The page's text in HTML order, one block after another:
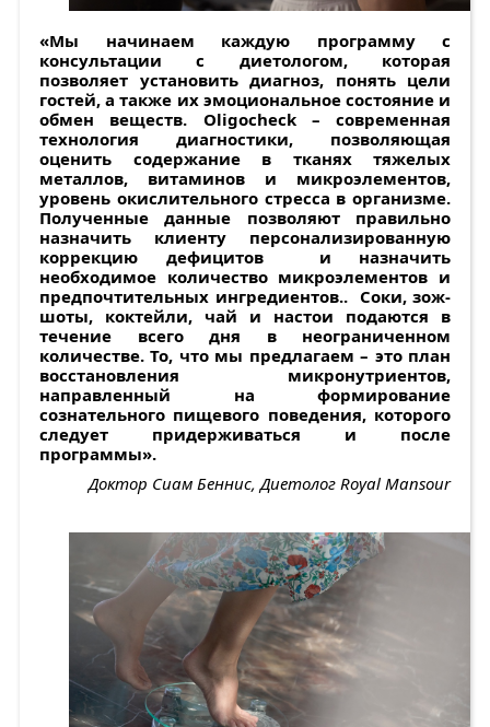
«Мы начинаем каждую программу с
консультации с диетологом, которая
позволяет установить диагноз, понять цели
гостей, а также их эмоциональное состояние и
обмен веществ. Oligocheck – современная
технология диагностики, позволяющая
оценить содержание в тканях тяжелых
металлов, витаминов и микроэлементов,
уровень окислительного стресса в организме.
Полученные данные позволяют правильно
назначить клиенту персонализированную
коррекцию дефицитов и назначить
необходимое количество микроэлементов и
предпочтительных ингредиентов.. Соки, зож-
шоты, коктейли, чай и настои подаются в
течение всего дня в неограниченном
количестве. То, что мы предлагаем – это план
восстановления микронутриентов,
направленный на формирование
сознательного пищевого поведения, которого
следует придерживаться и после
программы».
Доктор Сиам Беннис, Диетолог Royal Mansour